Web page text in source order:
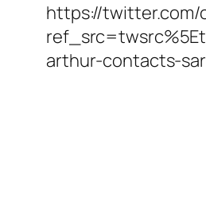
https://twitter.com/
arthur-contacts-